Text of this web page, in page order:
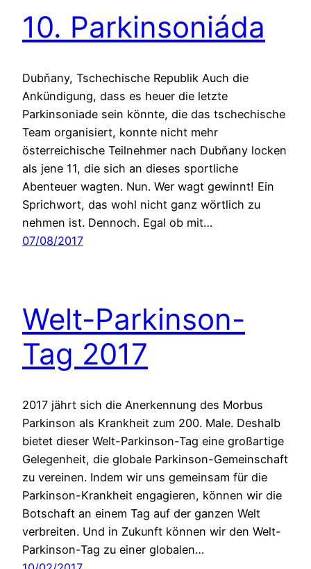
10. Parkinsoniáda
Dubňany, Tschechische Republik Auch die
Ankündigung, dass es heuer die letzte
Parkinsoniade sein könnte, die das tschechische
Team organisiert, konnte nicht mehr
österreichische Teilnehmer nach Dubňany locken
als jene 11, die sich an dieses sportliche
Abenteuer wagten. Nun. Wer wagt gewinnt! Ein
Sprichwort, das wohl nicht ganz wörtlich zu
nehmen ist. Dennoch. Egal ob mit…
07/08/2017
Welt-Parkinson-
Tag 2017
2017 jährt sich die Anerkennung des Morbus
Parkinson als Krankheit zum 200. Male. Deshalb
bietet dieser Welt-Parkinson-Tag eine großartige
Gelegenheit, die globale Parkinson-Gemeinschaft
zu vereinen. Indem wir uns gemeinsam für die
Parkinson-Krankheit engagieren, können wir die
Botschaft an einem Tag auf der ganzen Welt
verbreiten. Und in Zukunft können wir den Welt-
Parkinson-Tag zu einer globalen…